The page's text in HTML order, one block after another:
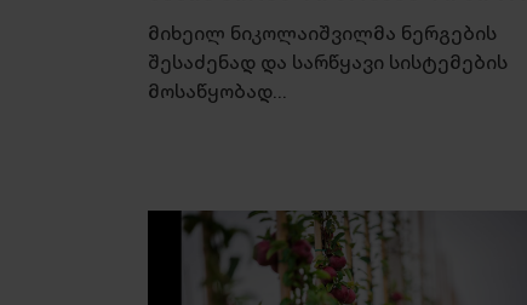
მიხეილ ნიკოლაიშვილმა ნერგების
შესაძენად და სარწყავი სისტემების
მოსაწყობად...